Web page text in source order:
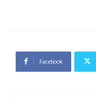
Facebook